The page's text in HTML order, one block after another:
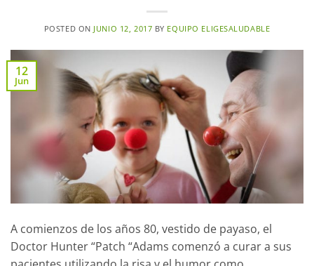
POSTED ON JUNIO 12, 2017 BY EQUIPO ELIGESALUDABLE
12
Jun
A comienzos de los años 80, vestido de payaso, el
Doctor Hunter “Patch “Adams comenzó a curar a sus